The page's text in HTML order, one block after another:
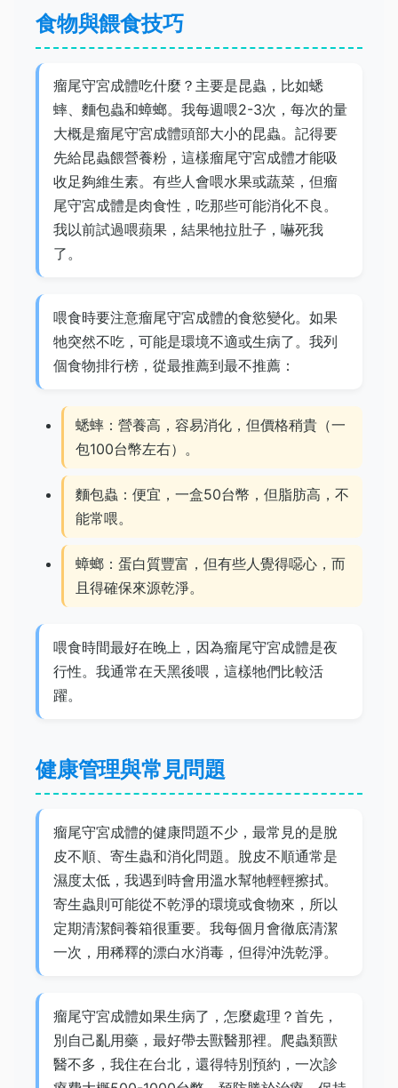
食物與餵食技巧
瘤尾守宮成體吃什麼？主要是昆蟲，比如蟋
蟀、麵包蟲和蟑螂。我每週喂2-3次，每次的量
大概是瘤尾守宮成體頭部大小的昆蟲。記得要
先給昆蟲餵營養粉，這樣瘤尾守宮成體才能吸
收足夠維生素。有些人會喂水果或蔬菜，但瘤
尾守宮成體是肉食性，吃那些可能消化不良。
我以前試過喂蘋果，結果牠拉肚子，嚇死我
了。
喂食時要注意瘤尾守宮成體的食慾變化。如果
牠突然不吃，可能是環境不適或生病了。我列
個食物排行榜，從最推薦到最不推薦：
蟋蟀：營養高，容易消化，但價格稍貴（一
包100台幣左右）。
麵包蟲：便宜，一盒50台幣，但脂肪高，不
能常喂。
蟑螂：蛋白質豐富，但有些人覺得噁心，而
且得確保來源乾淨。
喂食時間最好在晚上，因為瘤尾守宮成體是夜
行性。我通常在天黑後喂，這樣牠們比較活
躍。
健康管理與常見問題
瘤尾守宮成體的健康問題不少，最常見的是脫
皮不順、寄生蟲和消化問題。脫皮不順通常是
濕度太低，我遇到時會用溫水幫牠輕輕擦拭。
寄生蟲則可能從不乾淨的環境或食物來，所以
定期清潔飼養箱很重要。我每個月會徹底清潔
一次，用稀釋的漂白水消毒，但得沖洗乾淨。
瘤尾守宮成體如果生病了，怎麼處理？首先，
別自己亂用藥，最好帶去獸醫那裡。爬蟲類獸
醫不多，我住在台北，還得特別預約，一次診